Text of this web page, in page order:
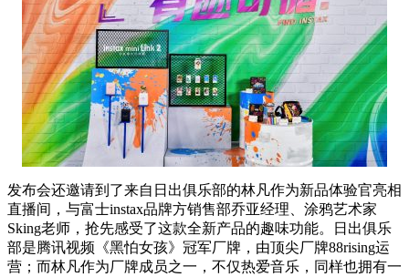
发布会还邀请到了来自日出俱乐部的林凡作为新品体验官亮相
直播间，与富士instax品牌方销售部乔亚经理、涂鸦艺术家
Sking老师，抢先感受了这款全新产品的趣味功能。日出俱乐
部是腾讯视频《黑怕女孩》冠军厂牌，由顶尖厂牌88rising运
营；而林凡作为厂牌成员之一，不仅热爱音乐，同样也拥有一